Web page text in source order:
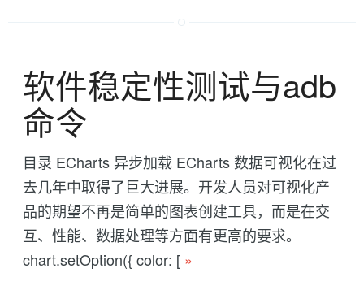
软件稳定性测试与adb
命令
目录 ECharts 异步加载 ECharts 数据可视化在过
去几年中取得了巨大进展。开发人员对可视化产
品的期望不再是简单的图表创建工具，而是在交
互、性能、数据处理等方面有更高的要求。
chart.setOption({ color: [ »